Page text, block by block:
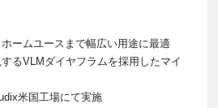
ームユースまで幅広い用途に最適
るVLMダイヤフラムを採用したマイ
米国工場にて実施